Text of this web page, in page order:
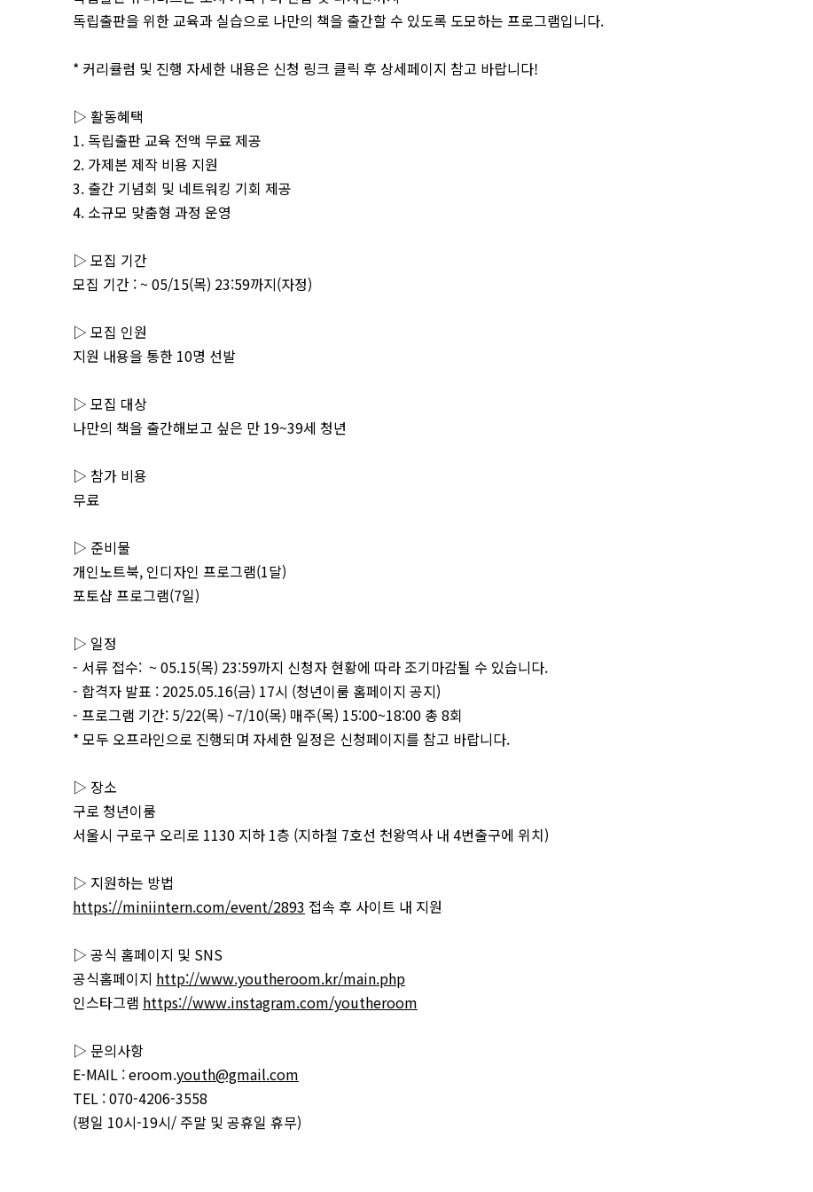
독립출판을 위한 교육과 실습으로 나만의 책을 출간할 수 있도록 도모하는 프로그램입니다.
* 커리큘럼 및 진행 자세한 내용은 신청 링크 클릭 후 상세페이지 참고 바랍니다!
▷ 활동혜택
1. 독립출판 교육 전액 무료 제공
2. 가제본 제작 비용 지원
3. 출간 기념회 및 네트워킹 기회 제공
4. 소규모 맞춤형 과정 운영
▷ 모집 기간
모집 기간 : ~ 05/15(목) 23:59까지(자정)
▷ 모집 인원
지원 내용을 통한 10명 선발
▷ 모집 대상
나만의 책을 출간해보고 싶은 만 19~39세 청년
▷ 참가 비용
무료
▷ 준비물
개인노트북, 인디자인 프로그램(1달)
포토샵 프로그램(7일)
▷ 일정
- 서류 접수: ~ 05.15(목) 23:59까지 신청자 현황에 따라 조기마감될 수 있습니다.
- 합격자 발표 : 2025.05.16(금) 17시 (청년이룸 홈페이지 공지)
- 프로그램 기간: 5/22(목) ~7/10(목) 매주(목) 15:00~18:00 총 8회
* 모두 오프라인으로 진행되며 자세한 일정은 신청페이지를 참고 바랍니다.
▷ 장소
구로 청년이룸
서울시 구로구 오리로 1130 지하 1층 (지하철 7호선 천왕역사 내 4번출구에 위치)
▷ 지원하는 방법
https://miniintern.com/event/2893 접속 후 사이트 내 지원
▷ 공식 홈페이지 및 SNS
공식홈페이지 http://www.youtheroom.kr/main.php
인스타그램 https://www.instagram.com/youtheroom
▷ 문의사항
E-MAIL : eroom.youth@gmail.com
TEL : 070-4206-3558
(평일 10시-19시/ 주말 및 공휴일 휴무)